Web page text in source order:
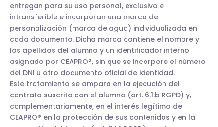
entregan para su uso personal, exclusivo e
intransferible e incorporan una marca de
personalización (marca de agua) individualizada en
cada documento. Dicha marca contiene el nombre y
los apellidos del alumno y un identificador interno
asignado por CEAPRO®, sin que se incorpore el número
del DNI u otro documento oficial de identidad.
Este tratamiento se ampara en la ejecución del
contrato suscrito con el alumno (art. 6.1.b RGPD) y,
complementariamente, en el interés legítimo de
CEAPRO® en la protección de sus contenidos y en la